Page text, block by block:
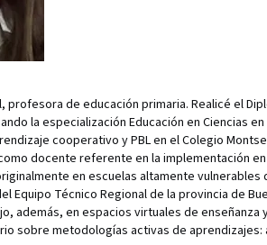
profesora de educación primaria. Realicé el
la especialización Educación en Ciencias
cooperativo y PBL en el Colegio
docente referente en la implementación
en escuelas altamente
Equipo Técnico Regional de la provincia de
además, en espacios virtuales de
sobre metodologías activas de